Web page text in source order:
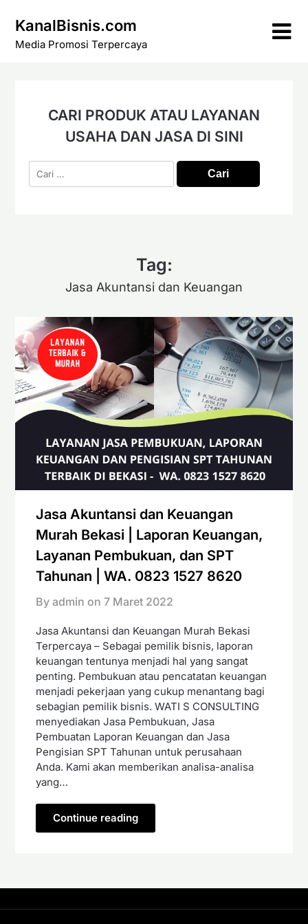
content
KanalBisnis.com
Media Promosi Terpercaya
CARI PRODUK ATAU LAYANAN
USAHA DAN JASA DI SINI
Cari
untuk:
Tag:
Jasa Akuntansi dan Keuangan
Jasa Akuntansi dan Keuangan
Murah Bekasi | Laporan Keuangan,
Layanan Pembukuan, dan SPT
Tahunan | WA. 0823 1527 8620
By admin on 7 Maret 2022
Jasa Akuntansi dan Keuangan Murah Bekasi
Terpercaya – Sebagai pemilik bisnis, laporan
keuangan tentunya menjadi hal yang sangat
penting. Pembukuan atau pencatatan keuangan
menjadi pekerjaan yang cukup menantang bagi
sebagian pemilik bisnis. WATI S CONSULTING
menyediakan Jasa Pembukuan, Jasa
Pembuatan Laporan Keuangan dan Jasa
Pengisian SPT Tahunan untuk perusahaan
Anda. Kami akan memberikan analisa-analisa
yang…
Continue reading